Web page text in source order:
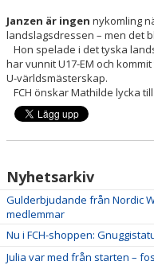
Janzen är ingen nykomling
landslagsdressen – men det
Hon spelade i det tyska
har vunnit U17-EM och
U-världsmästerskap.
FCH önskar Mathilde lycka
Nyhetsarkiv
Gulderbjudande från Nordic
medlemmar
Nu i FCH-shoppen:
Julia var med från starten –